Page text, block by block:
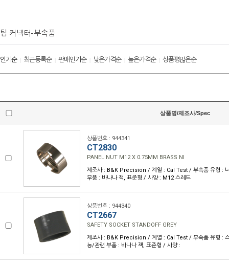
팁 커넥터-부속품
인기순| 최근등록순| 판매인기순| 낮은가격순| 높은가격순| 상품평많은순
상품명/제조사/Spec
상품번호 : 944341
CT2830
PANEL NUT M12 X 0.75MM BRASS NI
제조사 : B&K Precision / 계열 : Cal Test / 부속품 유형 :
부품 : 바나나 잭, 표준형 / 사양 : M12 스레드
상품번호 : 944340
CT2667
SAFETY SOCKET STANDOFF GREY
제조사 : B&K Precision / 계열 : Cal Test / 부속품 유형 :
능/관련 부품 : 바나나 잭, 표준형 / 사양 :